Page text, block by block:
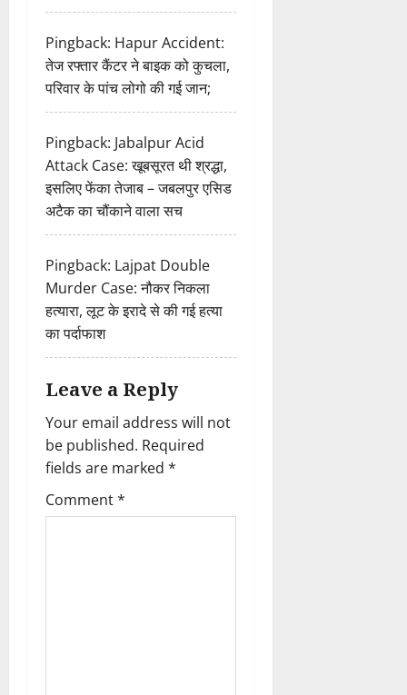
Pingback: Hapur Accident:
तेज रफ्तार कैंटर ने बाइक को कुचला,
परिवार के पांच लोगो की गई जान;
Pingback: Jabalpur Acid
Attack Case: खूबसूरत थी श्रद्धा,
इसलिए फेंका तेजाब – जबलपुर एसिड
अटैक का चौंकाने वाला सच
Pingback: Lajpat Double
Murder Case: नौकर निकला
हत्यारा, लूट के इरादे से की गई हत्या
का पर्दाफाश
Leave a Reply
Your email address will not
be published. Required
fields are marked *
Comment*